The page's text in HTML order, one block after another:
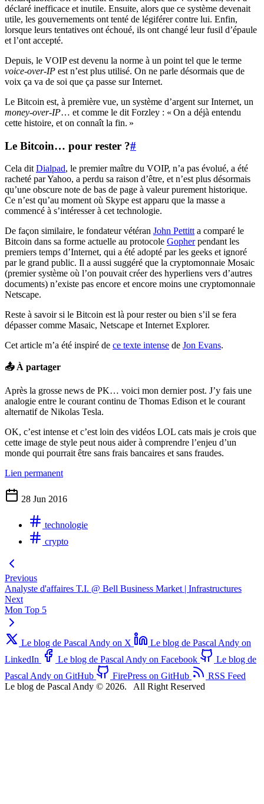
déclaré inefficace et inutile. Ensuite, alors que ce système devenait
utile, les gouvernements ont tenté de légiférer contre lui. Enfin,
lorsque leurs tentatives ont échoué, ils ont changé leur fusil d’épaule
et l’ont accepté.
Depuis, le VOIP est devenu la norme à un point tel que le terme
voice-over-IP est n’est plus utilisé. On ne parle désormais que de
voix ça va de soi que ça passe sur Internet.
Le Bitcoin est, à première vue, un système d’argent sur Internet, un
money-over-IP… et comme le dit Forzley : « On a déjà entendu
cette histoire, et on connaît la fin. »
Le Bitcoin… pour rester ?#
Cela dit Dialpad, le premier maître du VOIP, n’a pas évolué, a été
racheté par Yahoo, a perdu sa raison d’être, et n’est plus désormais
qu’une obscure note de bas de page à valeur purement historique.
Ce n’est qu’au moment où Skype est apparu que la masse a
commencé à s’intéresser à cet technologie.
De façon similaire, le fondateur vétéran John Pettitt a comparé le
Bitcoin dans sa forme actuelle au protocole Gopherpendant les
premiers temps d’Internet, qui a été adopté par les geeks et ignoré
par le grand public. Il a aussi suggéré que la cryptomonnaie Mosaic
(premier système où l’on pouvait créer des hyperliens vers d’autres
documents) n’existe pas encore et encore moins une cryptomonnaie
Netscape.
Reste à savoir si le Bitcoin est là pour rester ou bien s’il se fera
dépasser comme Masaic, Netscape et Internet Explorer.
Cet article m’a été inspiré de ce texte intense de Jon Evans.
📤 À partager
Après la grosse news de PK… voici mon dernier post. J’y fais une
analogie entre le courant continu de Thomas Edison et le courant
alternatif de Nikolas Tesla.
OK, c’est intense et c’est loin des vidéos LOL cats mais je crois que
cette image de style peut nous aider à comprendre l’enjeu d’un
monde qui pourrait être sans frais bancaires et sans fraudes.
Lien permanent
28 Jun 2016
technologie
crypto
Previous
Analyste d'affaires T.I. @ Bell Business Market | Infrastructures
Next
Mon Top 5
Le blog de Pascal Andy on X
Le blog de Pascal Andy on
LinkedIn
Le blog de Pascal Andy on Facebook
Le blog de
Pascal Andy on GitHub
FirePress on GitHub
RSS Feed
Le blog de Pascal Andy © 2026.
All Right Reserved